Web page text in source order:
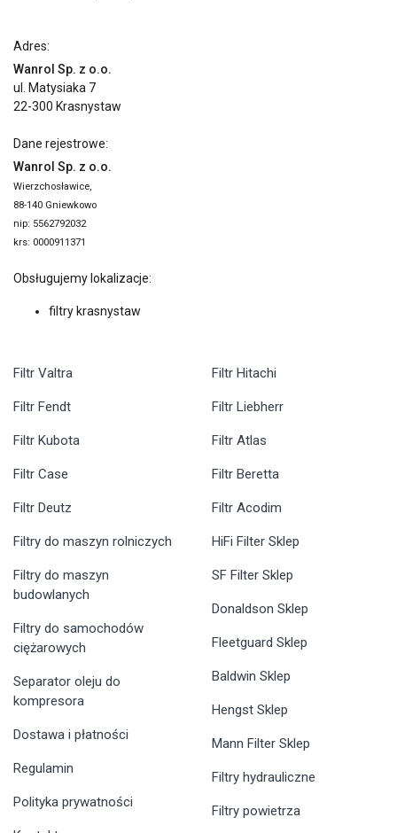
Adres:
Wanrol Sp. z o.o.
ul. Matysiaka 7
22-300 Krasnystaw
Dane rejestrowe:
Wanrol Sp. z o.o.
Wierzchosławice,
88-140 Gniewkowo
nip: 5562792032
krs: 0000911371
Obsługujemy lokalizacje:
filtry krasnystaw
Filtr Valtra
Filtr Fendt
Filtr Kubota
Filtr Case
Filtr Deutz
Filtr Hitachi
Filtr Liebherr
Filtr Atlas
Filtr Beretta
Filtr Acodim
Filtry do maszyn rolniczych
Filtry do maszyn
budowlanych
Filtry do samochodów
ciężarowych
Separator oleju do
kompresora
Dostawa i płatności
Regulamin
Polityka prywatności
HiFi Filter Sklep
SF Filter Sklep
Donaldson Sklep
Fleetguard Sklep
Baldwin Sklep
Hengst Sklep
Mann Filter Sklep
Filtry hydrauliczne
Filtry powietrza